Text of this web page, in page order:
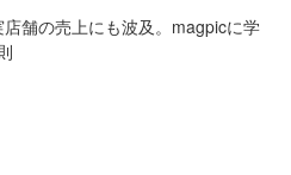
舗の売上にも波及。magpicに学